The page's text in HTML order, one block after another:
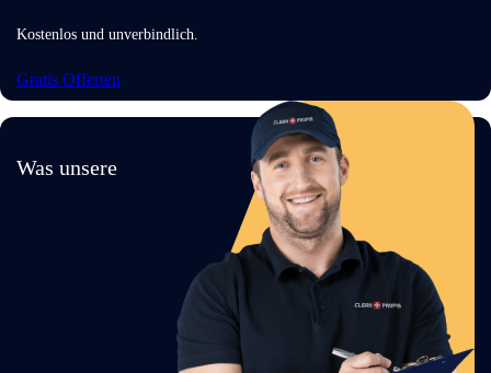
Kostenlos und unverbindlich.
Gratis Offerten
Was unsere